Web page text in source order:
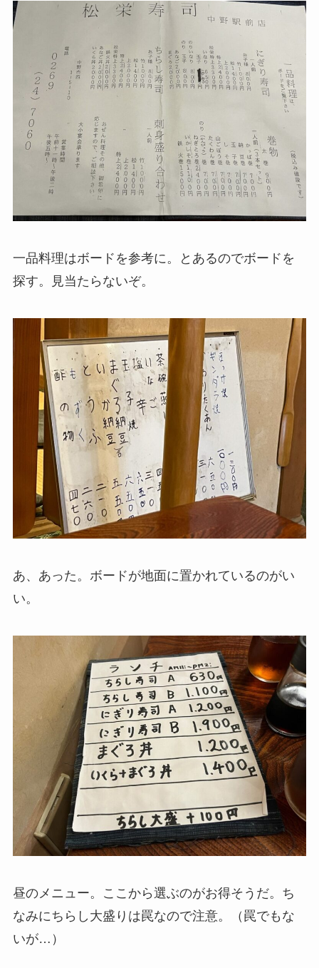
一品料理はボードを参考に。とあるのでボードを
探す。見当たらないぞ。
あ、あった。ボードが地面に置かれているのがい
い。
昼のメニュー。ここから選ぶのがお得そうだ。ち
なみにちらし大盛りは罠なので注意。（罠でもな
いが…）